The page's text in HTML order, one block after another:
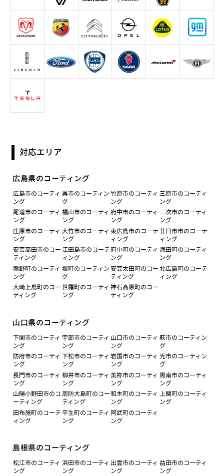
対応エリア
広島県のコーティング
広島市のコーティ
ング
呉市のコーティン
グ
竹原市のコーティ
ング
三原市のコーティ
ング
尾道市のコーティ
ング
福山市のコーティ
ング
府中市のコーティ
ング
三次市のコーティ
ング
庄原市のコーティ
ング
大竹市のコーティ
ング
東広島市のコーテ
ィング
廿日市市のコーテ
ィング
安芸高田市のコー
ティング
江田島市のコーテ
ィング
府中町のコーティ
ング
海田町のコーティ
ング
熊野町のコーティ
ング
坂町のコーティン
グ
安芸太田町のコー
ティング
北広島町のコーテ
ィング
大崎上島町のコー
ティング
世羅町のコーティ
ング
神石高原町のコー
ティング
山口県のコーティング
下関市のコーティ
ング
宇部市のコーティ
ング
山口市のコーティ
ング
萩市のコーティン
グ
防府市のコーティ
ング
下松市のコーティ
ング
岩国市のコーティ
ング
光市のコーティン
グ
長門市のコーティ
ング
柳井市のコーティ
ング
美祢市のコーティ
ング
周南市のコーティ
ング
山陽小野田市のコ
ーティング
周防大島町のコー
ティング
和木町のコーティ
ング
上関町のコーティ
ング
田布施町のコーテ
ィング
平生町のコーティ
ング
阿武町のコーティ
ング
島根県のコーティング
松江市のコーティ
ング
浜田市のコーティ
ング
出雲市のコーティ
ング
益田市のコーティ
ング